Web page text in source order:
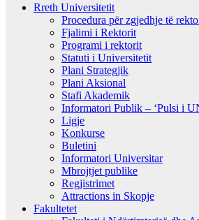
Rreth Universitetit
Procedura për zgjedhje të
Fjalimi i Rektorit
Programi i rektorit
Statuti i Universitetit
Plani Strategjik
Plani Aksional
Stafi Akademik
Informatori Publik – ‘Pulsi i
Ligje
Konkurse
Buletini
Informatori Universitar
Mbrojtjet publike
Regjistrimet
Attractions in Skopje
Fakultetet